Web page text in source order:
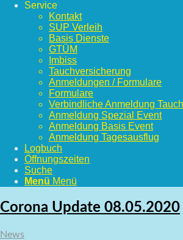
Service
Kontakt
SUP Verleih
Basis Dienste
GTÜM
Imbiss
Tauchversicherung
Anmeldungen / Formulare
Formulare
Verbindliche Anmeldung
Anmeldung Spezial Event
Anmeldung Basis Event
Anmeldung Tagesausflug
Logbuch
Öffnungszeiten
Suche
Menü Menü
Corona Update 08.05.2020
News